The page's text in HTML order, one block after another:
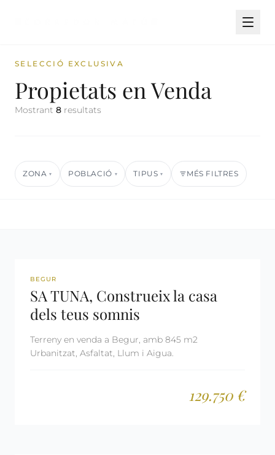
SELECCIÓ EXCLUSIVA
Propietats en Venda
Mostrant 8 resultats
ZONA ▾ POBLACIÓ ▾ TIPUS ▾ MÉS FILTRES
REF: 3071
BEGUR
SA TUNA, Construeix la casa
dels teus somnis
Terreny en venda a Begur, amb 845 m2
Urbanitzat, Asfaltat, Llum i Aigua.
129.750 €